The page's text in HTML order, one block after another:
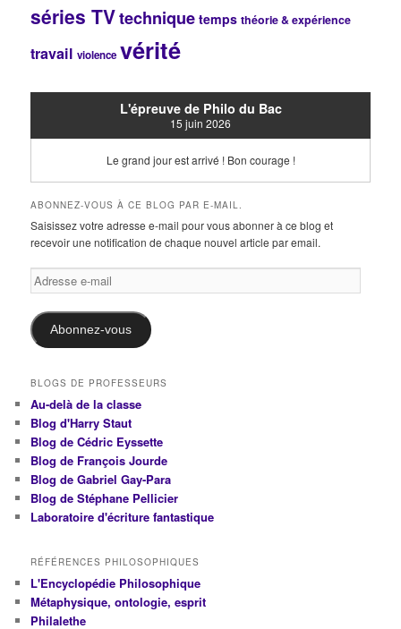
séries TVtechnique temps théorie & expérience
travail violence vérité
L'épreuve de Philo du Bac
15 juin 2026
Le grand jour est arrivé ! Bon courage !
ABONNEZ-VOUS À CE BLOG PAR E-MAIL.
Saisissez votre adresse e-mail pour vous abonner à ce blog et
recevoir une notification de chaque nouvel article par email.
Adresse
e-
mail
Abonnez-vous
BLOGS DE PROFESSEURS
Au-delà de la classe
Blog d'Harry Staut
Blog de Cédric Eyssette
Blog de François Jourde
Blog de Gabriel Gay-Para
Blog de Stéphane Pellicier
Laboratoire d'écriture fantastique
RÉFÉRENCES PHILOSOPHIQUES
L'Encyclopédie Philosophique
Métaphysique, ontologie, esprit
Philalethe